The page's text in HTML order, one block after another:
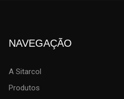
NAVEGAÇÃO
A Sitarcol
Produtos